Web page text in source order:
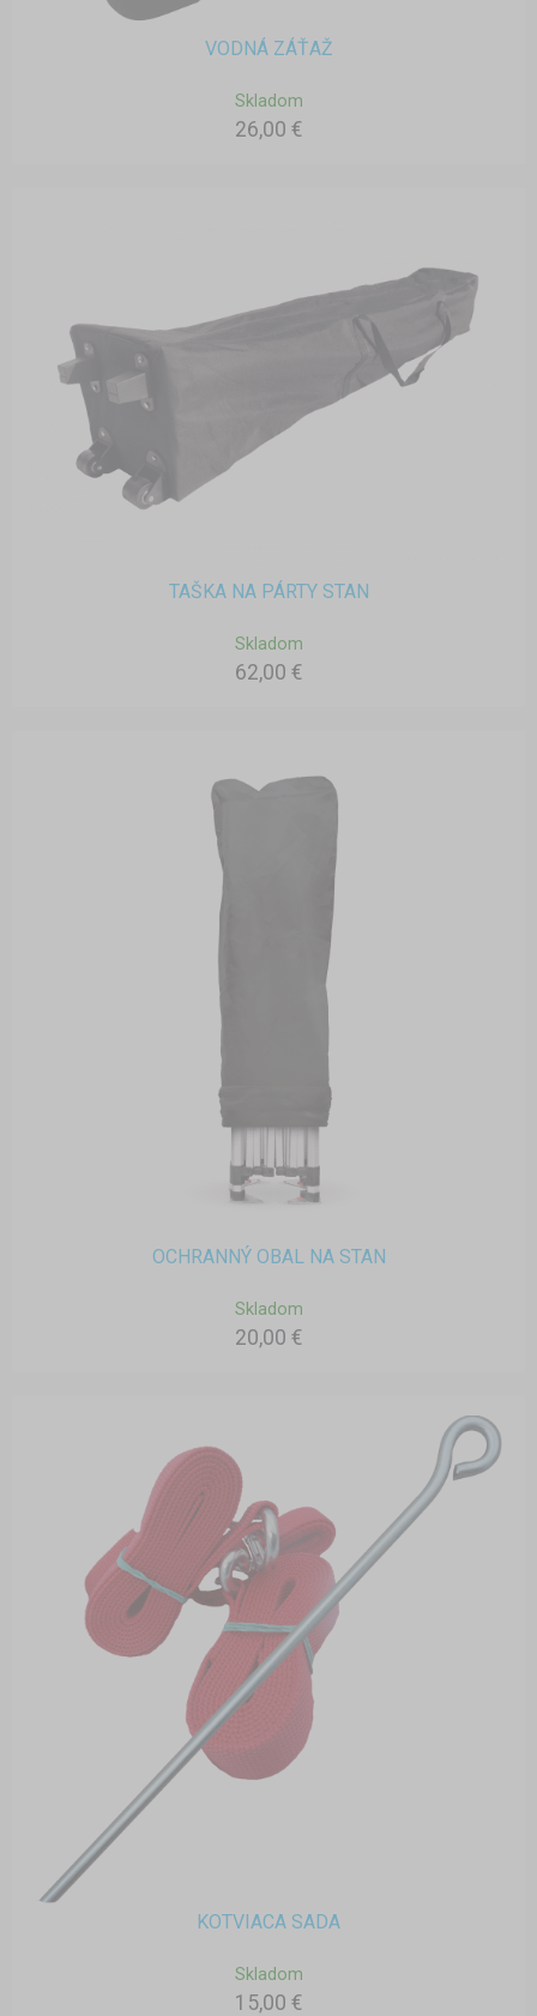
VODNÁ ZÁŤAŽ
Skladom
26,00 €
TAŠKA NA PÁRTY STAN
Skladom
62,00 €
OCHRANNÝ OBAL NA STAN
Skladom
20,00 €
KOTVIACA SADA
Skladom
15,00 €